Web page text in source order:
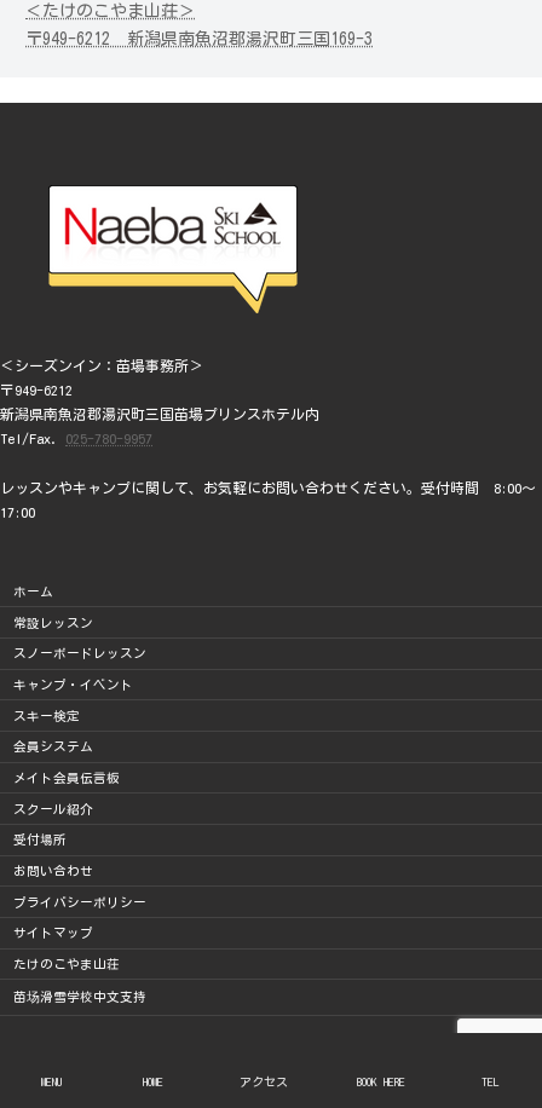
＜たけのこやま山荘＞
〒949-6212 新潟県南魚沼郡湯沢町三国169-3
＜シーズンイン：苗場事務所＞
〒949-6212
新潟県南魚沼郡湯沢町三国苗場プリンスホテル内
Tel/Fax. 025-780-9957
レッスンやキャンプに関して、お気軽にお問い合わせください。受付時間 8:00～
17:00
ホーム
常設レッスン
スノーボードレッスン
キャンプ・イベント
スキー検定
会員システム
メイト会員伝言板
スクール紹介
受付場所
お問い合わせ
プライバシーポリシー
サイトマップ
たけのこやま山荘
苗场滑雪学校中文支持
Facebook
Instagram
MENU HOME アクセス BOOK HERE TEL